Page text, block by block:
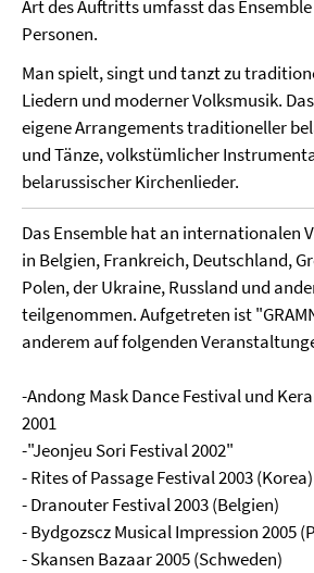
Art des Auftritts umfasst das
Personen.
Man spielt, singt und tanzt zu
Liedern und moderner Volksmusik.
eigene Arrangements traditioneller
und Tänze, volkstümlicher
belarussischer Kirchenlieder.
Das Ensemble hat an internationalen
in Belgien, Frankreich, Deutschland,
Polen, der Ukraine, Russland und
teilgenommen. Aufgetreten ist
anderem auf folgenden
-Andong Mask Dance Festival und
2001
-"Jeonjeu Sori Festival 2002"
- Rites of Passage Festival 2003 (Korea)
- Dranouter Festival 2003 (Belgien)
- Bydgozscz Musical Impression 2005
- Skansen Bazaar 2005 (Schweden)